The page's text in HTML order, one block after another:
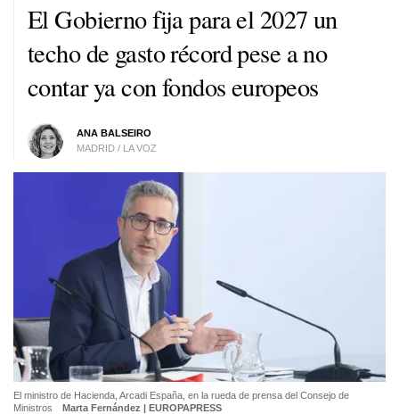
El Gobierno fija para el 2027 un
techo de gasto récord pese a no
contar ya con fondos europeos
ANA BALSEIRO
MADRID / LA VOZ
El ministro de Hacienda, Arcadi España, en la rueda de prensa del Consejo de
Ministros
Marta Fernández | EUROPAPRESS